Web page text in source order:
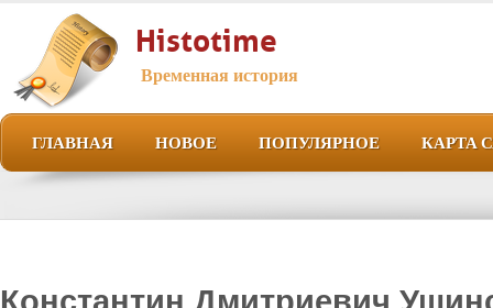
Histotime
Временная история
ГЛАВНАЯ НОВОЕ ПОПУЛЯРНОЕ КАРТА